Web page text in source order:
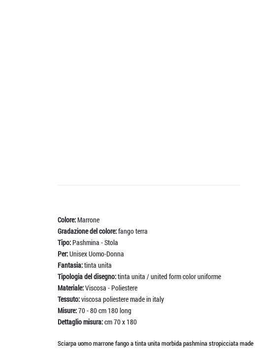
Colore: Marrone
Gradazione del colore:fango terra
Tipo: Pashmina - Stola
Per:Unisex Uomo-Donna
Fantasia:tinta unita
Tipologia del disegno:tinta unita / united form color uniforme
Materiale:Viscosa - Poliestere
Tessuto:viscosa poliestere made in italy
Misure:70 - 80 cm 180 long
Dettaglio misura:cm 70 x 180
Sciarpa uomo marrone fango a tinta unita morbida pashmina stropicciata